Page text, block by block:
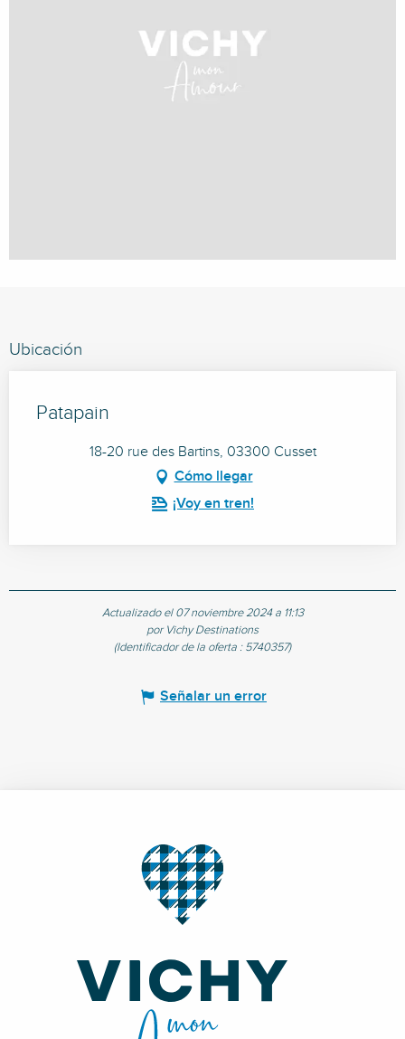
Ubicación
Patapain
18-20 rue des Bartins, 03300 Cusset
Cómo llegar
¡Voy en tren!
Actualizado el 07 noviembre 2024 a 11:13
por Vichy Destinations
(Identificador de la oferta : 5740357)
Señalar un error